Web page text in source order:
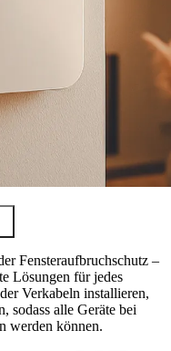
Fensteraufbruchschutz –
Lösungen für jedes
Verkabeln installieren,
sodass alle Geräte bei
werden können.